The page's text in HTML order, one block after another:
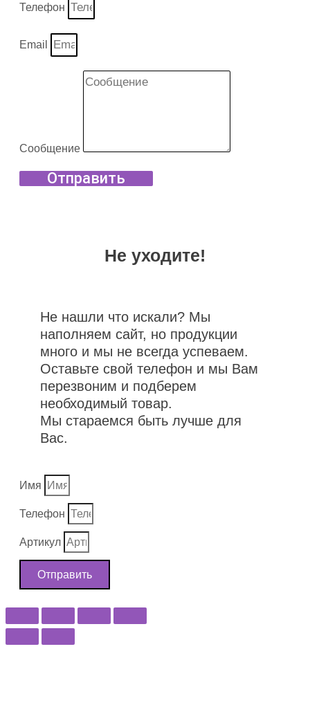
Телефон
Email
Сообщение
Отправить
Не уходите!
Не нашли что искали? Мы
наполняем сайт, но продукции
много и мы не всегда успеваем.
Оставьте свой телефон и мы Вам
перезвоним и подберем
необходимый товар.
Мы стараемся быть лучше для
Вас.
Имя
Телефон
Артикул
Отправить